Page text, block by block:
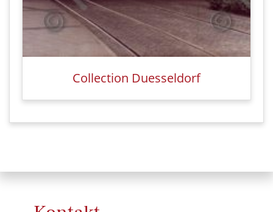
Collection Duesseldorf